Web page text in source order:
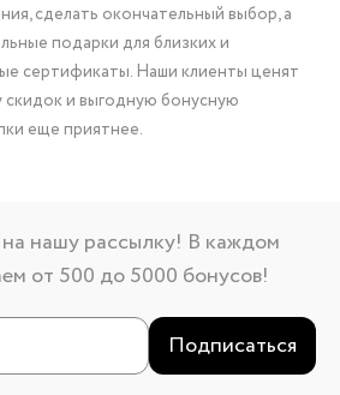
сделать окончательный выбор, а
подарки для близких и
сертификаты. Наши клиенты ценят
и выгодную бонусную
еще приятнее.
нашу рассылку! В каждом
от 500 до 5000 бонусов!
Подписаться